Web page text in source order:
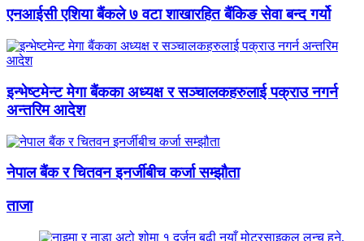
एनआईसी एशिया बैंकले ७ वटा शाखारहित बैंकिङ सेवा बन्द गर्यो
इन्भेष्टमेन्ट मेगा बैंकका अध्यक्ष र सञ्चालकहरुलाई पक्राउ नगर्न
अन्तरिम आदेश
नेपाल बैंक र चितवन इनर्जीबीच कर्जा सम्झौता
ताजा